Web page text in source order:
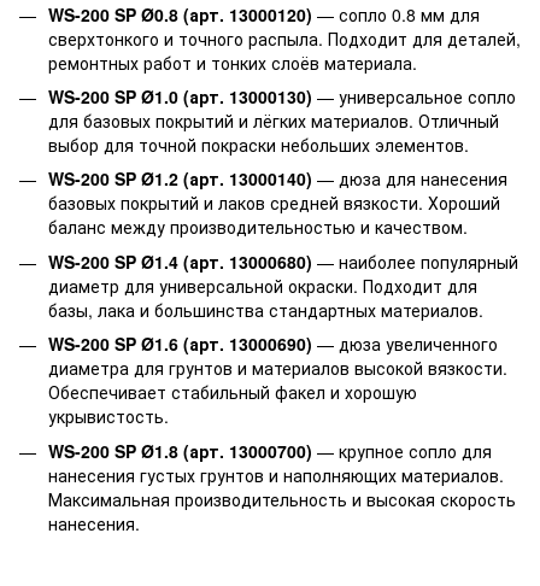
WS-200 SP Ø0.8 (арт. 13000120) — сопло 0.8 мм для
сверхтонкого и точного распыла. Подходит для деталей,
ремонтных работ и тонких слоёв материала.
WS-200 SP Ø1.0 (арт. 13000130) — универсальное сопло
для базовых покрытий и лёгких материалов. Отличный
выбор для точной покраски небольших элементов.
WS-200 SP Ø1.2 (арт. 13000140) — дюза для нанесения
базовых покрытий и лаков средней вязкости. Хороший
баланс между производительностью и качеством.
WS-200 SP Ø1.4 (арт. 13000680) — наиболее популярный
диаметр для универсальной окраски. Подходит для
базы, лака и большинства стандартных материалов.
WS-200 SP Ø1.6 (арт. 13000690) — дюза увеличенного
диаметра для грунтов и материалов высокой вязкости.
Обеспечивает стабильный факел и хорошую
укрывистость.
WS-200 SP Ø1.8 (арт. 13000700) — крупное сопло для
нанесения густых грунтов и наполняющих материалов.
Максимальная производительность и высокая скорость
нанесения.